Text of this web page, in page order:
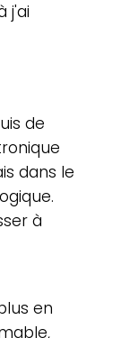
j'ai
de
dans le
à
en